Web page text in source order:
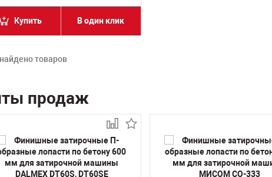
Купить В один клик
товаров
продаж